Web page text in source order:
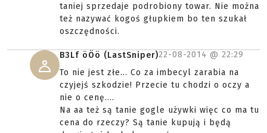
taniej sprzedaje podrobiony towar. Nie można
też nazywać kogoś głupkiem bo ten szukał
oszczędności.
B3Lf öÖö (LastSniper)22-08-2014 @ 22:29
To nie jest złe... Co za imbecyl zarabia na
czyjejś szkodzie! Przecie tu chodzi o oczy a
nie o cenę....
Na aa też są tanie gogle używki więc co ma tu
cena do rzeczy? Są tanie kupują i będą